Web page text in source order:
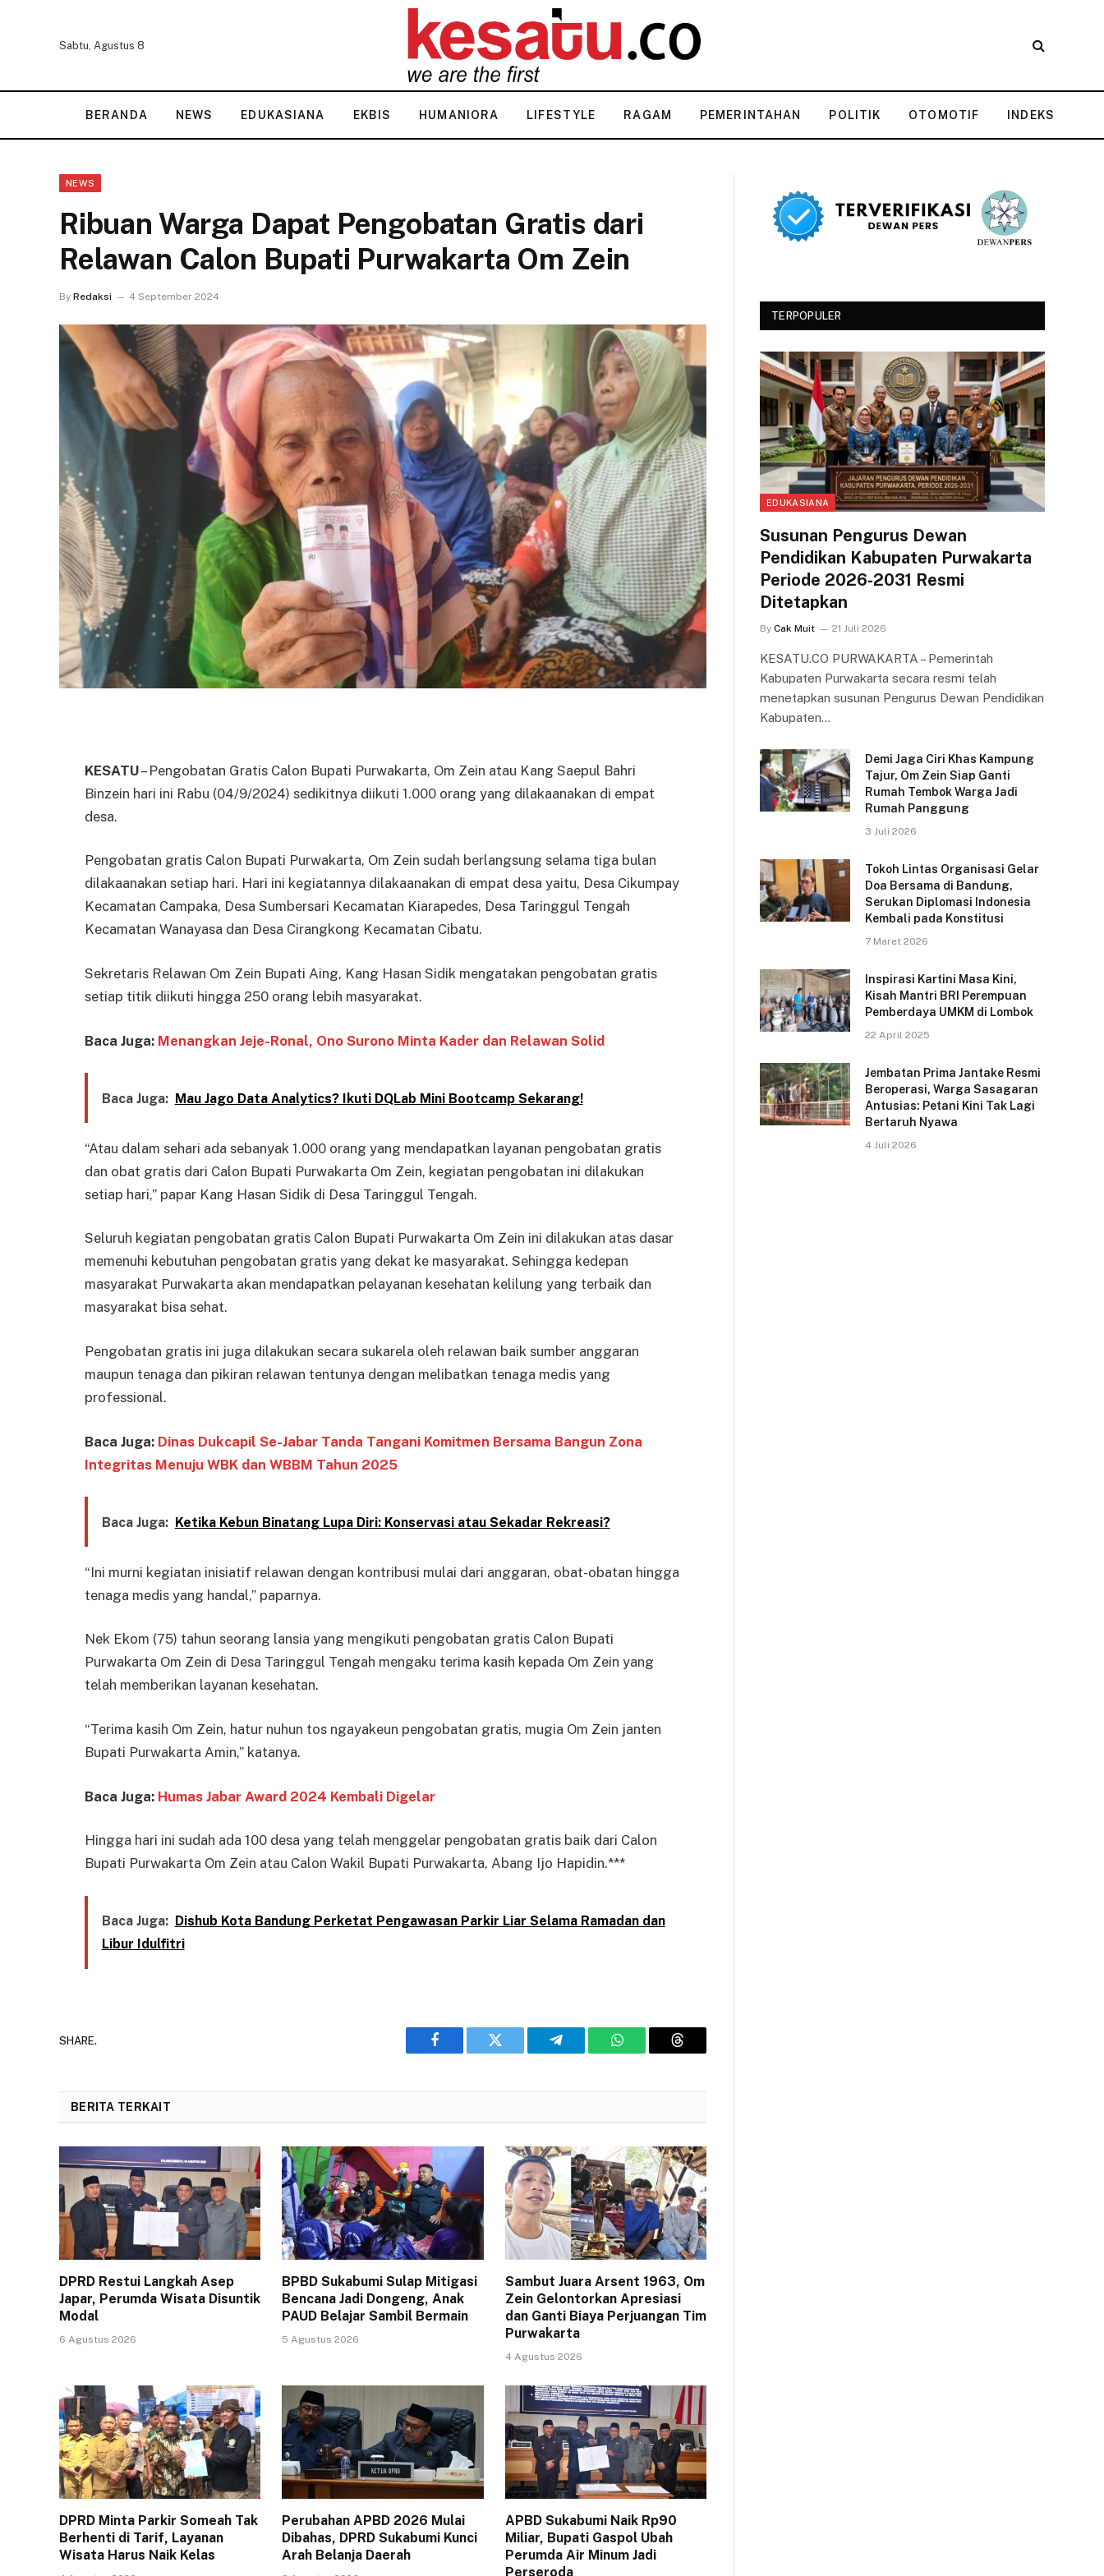
Sabtu, Agustus 8
BERANDA NEWS EDUKASIANA EKBIS HUMANIORA LIFESTYLE RAGAM PEMERINTAHAN POLITIK OTOMOTIF INDEKS
NEWS
Ribuan Warga Dapat Pengobatan Gratis dari
Relawan Calon Bupati Purwakarta Om Zein
By Redaksi 4 September 2024
KESATU– Pengobatan Gratis Calon Bupati Purwakarta, Om Zein atau Kang Saepul Bahri
Binzein hari ini Rabu (04/9/2024) sedikitnya diikuti 1.000 orang yang dilakaanakan di empat
desa.
Pengobatan gratis Calon Bupati Purwakarta, Om Zein sudah berlangsung selama tiga bulan
dilakaanakan setiap hari. Hari ini kegiatannya dilakaanakan di empat desa yaitu, Desa Cikumpay
Kecamatan Campaka, Desa Sumbersari Kecamatan Kiarapedes, Desa Taringgul Tengah
Kecamatan Wanayasa dan Desa Cirangkong Kecamatan Cibatu.
Sekretaris Relawan Om Zein Bupati Aing, Kang Hasan Sidik mengatakan pengobatan gratis
setiap titik diikuti hingga 250 orang lebih masyarakat.
Baca Juga: Menangkan Jeje-Ronal, Ono Surono Minta Kader dan Relawan Solid
Baca Juga: Mau Jago Data Analytics? Ikuti DQLab Mini Bootcamp Sekarang!
“Atau dalam sehari ada sebanyak 1.000 orang yang mendapatkan layanan pengobatan gratis
dan obat gratis dari Calon Bupati Purwakarta Om Zein, kegiatan pengobatan ini dilakukan
setiap hari,” papar Kang Hasan Sidik di Desa Taringgul Tengah.
Seluruh kegiatan pengobatan gratis Calon Bupati Purwakarta Om Zein ini dilakukan atas dasar
memenuhi kebutuhan pengobatan gratis yang dekat ke masyarakat. Sehingga kedepan
masyarakat Purwakarta akan mendapatkan pelayanan kesehatan kelilung yang terbaik dan
masyarakat bisa sehat.
Pengobatan gratis ini juga dilakukan secara sukarela oleh relawan baik sumber anggaran
maupun tenaga dan pikiran relawan tentunya dengan melibatkan tenaga medis yang
professional.
Baca Juga: Dinas Dukcapil Se-Jabar Tanda Tangani Komitmen Bersama Bangun Zona
Integritas Menuju WBK dan WBBM Tahun 2025
Baca Juga: Ketika Kebun Binatang Lupa Diri: Konservasi atau Sekadar Rekreasi?
“Ini murni kegiatan inisiatif relawan dengan kontribusi mulai dari anggaran, obat-obatan hingga
tenaga medis yang handal,” paparnya.
Nek Ekom (75) tahun seorang lansia yang mengikuti pengobatan gratis Calon Bupati
Purwakarta Om Zein di Desa Taringgul Tengah mengaku terima kasih kepada Om Zein yang
telah memberikan layanan kesehatan.
“Terima kasih Om Zein, hatur nuhun tos ngayakeun pengobatan gratis, mugia Om Zein janten
Bupati Purwakarta Amin,” katanya.
Baca Juga: Humas Jabar Award 2024 Kembali Digelar
Hingga hari ini sudah ada 100 desa yang telah menggelar pengobatan gratis baik dari Calon
Bupati Purwakarta Om Zein atau Calon Wakil Bupati Purwakarta, Abang Ijo Hapidin.***
Baca Juga:
Dishub Kota Bandung Perketat Pengawasan Parkir Liar Selama Ramadan dan
Libur Idulfitri
SHARE.
Facebook Twitter Telegram WhatsAppThreads
BERITA TERKAIT
DPRD Restui Langkah Asep
Japar, Perumda Wisata Disuntik
Modal
6 Agustus 2026
BPBD Sukabumi Sulap Mitigasi
Bencana Jadi Dongeng, Anak
PAUD Belajar Sambil Bermain
5 Agustus 2026
Sambut Juara Arsent 1963, Om
Zein Gelontorkan Apresiasi
dan Ganti Biaya Perjuangan Tim
Purwakarta
4 Agustus 2026
DPRD Minta Parkir Someah Tak
Berhenti di Tarif, Layanan
Wisata Harus Naik Kelas
Perubahan APBD 2026 Mulai
Dibahas, DPRD Sukabumi Kunci
Arah Belanja Daerah
APBD Sukabumi Naik Rp90
Miliar, Bupati Gaspol Ubah
Perumda Air Minum Jadi
Perseroda
TERPOPULER
EDUKASIANA
Susunan Pengurus Dewan
Pendidikan Kabupaten Purwakarta
Periode 2026-2031 Resmi
Ditetapkan
By Cak Muit 21 Juli 2026
KESATU.CO PURWAKARTA – Pemerintah
Kabupaten Purwakarta secara resmi telah
menetapkan susunan Pengurus Dewan Pendidikan
Kabupaten…
Demi Jaga Ciri Khas Kampung
Tajur, Om Zein Siap Ganti
Rumah Tembok Warga Jadi
Rumah Panggung
3 Juli 2026
Tokoh Lintas Organisasi Gelar
Doa Bersama di Bandung,
Serukan Diplomasi Indonesia
Kembali pada Konstitusi
7 Maret 2026
Inspirasi Kartini Masa Kini,
Kisah Mantri BRI Perempuan
Pemberdaya UMKM di Lombok
22 April 2025
Jembatan Prima Jantake Resmi
Beroperasi, Warga Sasagaran
Antusias: Petani Kini Tak Lagi
Bertaruh Nyawa
4 Juli 2026